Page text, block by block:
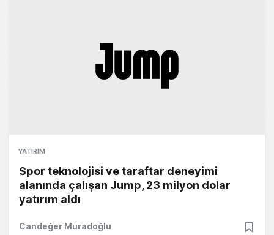
YATIRIM
Spor teknolojisi ve taraftar deneyimi
alanında çalışan Jump, 23 milyon dolar
yatırım aldı
Candeğer Muradoğlu